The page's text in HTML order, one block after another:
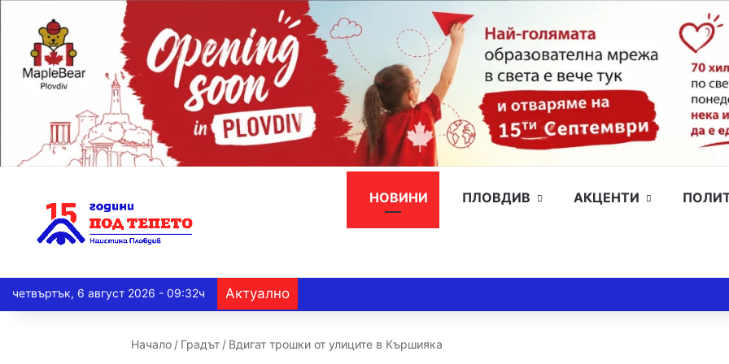
НОВИНИ ПЛОВДИВ АКЦЕНТИ
четвъртък, 6 август 2026 - 09:32ч Актуално
Начало / Градът / Вдигат трошки от улиците в Кършияка